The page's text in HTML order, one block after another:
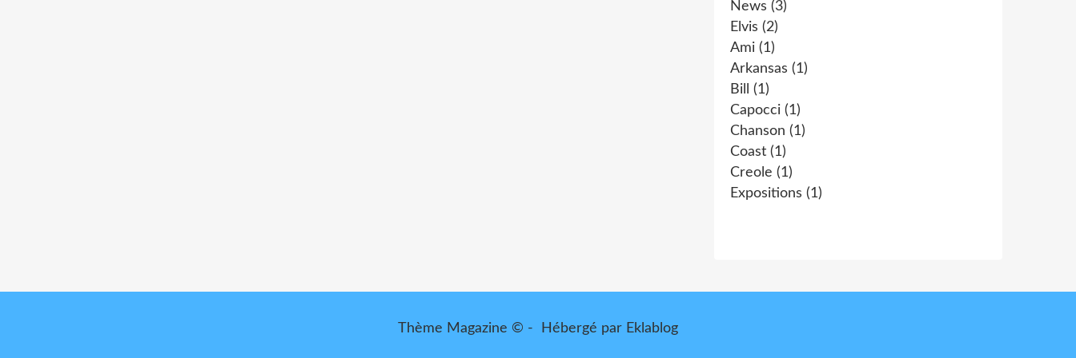
News (3)
Elvis (2)
Ami (1)
Arkansas (1)
Bill
(1)
Capocci (1)
Chanson (1)
Coast (1)
Creole (1)
Expositions (1)
Thème Magazine © - Hébergé par Eklablog